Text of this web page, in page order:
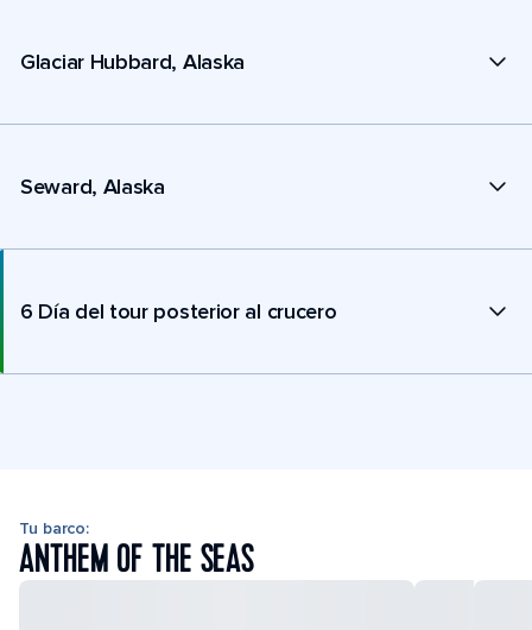
Glaciar Hubbard, Alaska
Seward, Alaska
6 Día del tour posterior al crucero
Tu barco:
ANTHEM OF THE SEAS